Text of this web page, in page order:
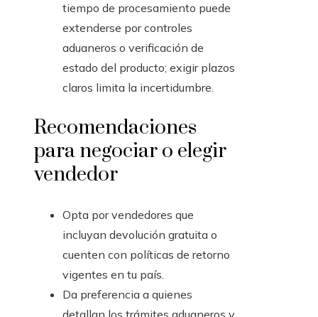
tiempo de procesamiento puede
extenderse por controles
aduaneros o verificación de
estado del producto; exigir plazos
claros limita la incertidumbre.
Recomendaciones
para negociar o elegir
vendedor
Opta por vendedores que
incluyan devolución gratuita o
cuenten con políticas de retorno
vigentes en tu país.
Da preferencia a quienes